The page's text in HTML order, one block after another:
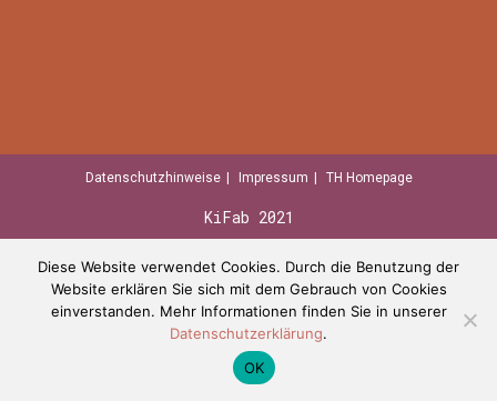
Datenschutzhinweise Impressum TH Homepage
KiFab 2021
Diese Website verwendet Cookies. Durch die Benutzung der
Website erklären Sie sich mit dem Gebrauch von Cookies
einverstanden. Mehr Informationen finden Sie in unserer
Datenschutzerklärung.
OK